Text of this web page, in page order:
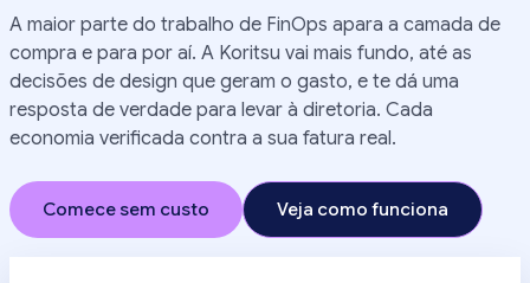
A maior parte do trabalho de FinOps apara a camada de
compra e para por aí. A Koritsu vai mais fundo, até as
decisões de design que geram o gasto, e te dá uma
resposta de verdade para levar à diretoria. Cada
economia verificada contra a sua fatura real.
Comece sem custo Veja como funciona